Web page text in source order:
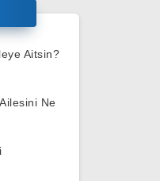
Aitsin?
Ne